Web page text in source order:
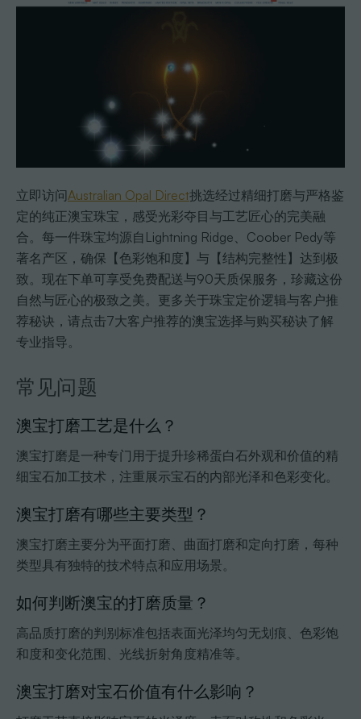
立即访问Australian Opal Direct挑选经过精细打磨与严格鉴
定的纯正澳宝珠宝，感受光彩夺目与工艺匠心的完美融
合。每一件珠宝均源自Lightning Ridge、Coober Pedy等
著名产区，确保【色彩饱和度】与【结构完整性】达到极
致。现在下单可享受免费配送与90天质保服务，珍藏这份
自然与匠心的极致之美。更多关于珠宝定价逻辑与客户推
荐秘诀，请点击7大客户推荐的澳宝选择与购买秘诀了解
专业指导。
常见问题
澳宝打磨工艺是什么？
澳宝打磨是一种专门用于提升珍稀蛋白石外观和价值的精
细宝石加工技术，注重展示宝石的内部光泽和色彩变化。
澳宝打磨有哪些主要类型？
澳宝打磨主要分为平面打磨、曲面打磨和定向打磨，每种
类型具有独特的技术特点和应用场景。
如何判断澳宝的打磨质量？
高品质打磨的判别标准包括表面光泽均匀无划痕、色彩饱
和度和变化范围、光线折射角度精准等。
澳宝打磨对宝石价值有什么影响？